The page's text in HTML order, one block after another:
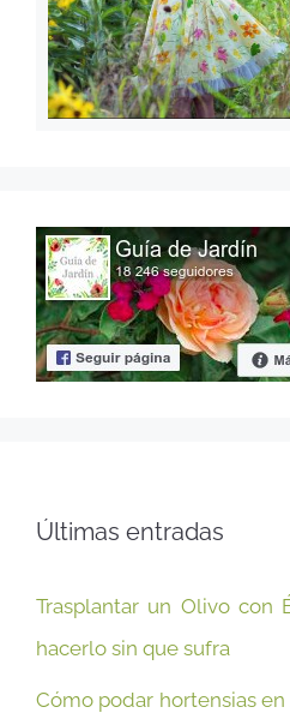
Últimas entradas
Trasplantar un Olivo con
hacerlo sin que sufra
Cómo podar hortensias en